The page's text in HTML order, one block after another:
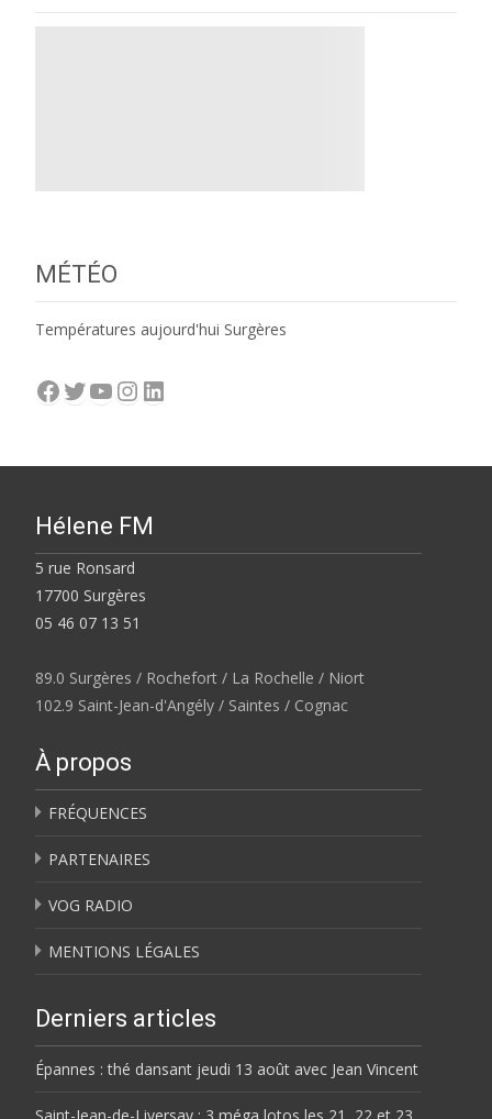
MÉTÉO
Températures aujourd'hui Surgères
Facebook
Twitter
YouTube
Instagram
LinkedIn
Hélene FM
5 rue Ronsard
17700 Surgères
05 46 07 13 51
89.0 Surgères / Rochefort / La Rochelle / Niort
102.9 Saint-Jean-d'Angély / Saintes / Cognac
À propos
FRÉQUENCES
PARTENAIRES
VOG RADIO
MENTIONS LÉGALES
Derniers articles
Épannes : thé dansant jeudi 13 août avec Jean Vincent